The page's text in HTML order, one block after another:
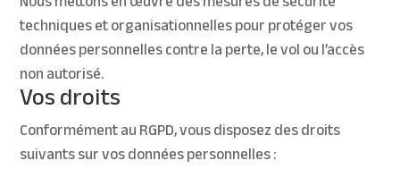
techniques et organisationnelles pour protéger vos
données personnelles contre la perte, le vol ou l’accès
non autorisé.
Vos droits
Conformément au RGPD, vous disposez des droits
suivants sur vos données personnelles :